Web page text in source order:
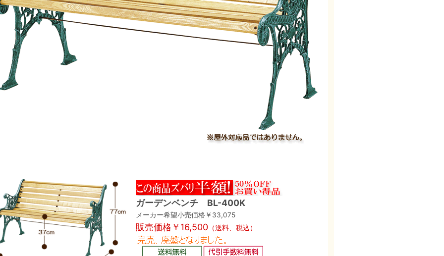
ガーデンベンチ BL-400K
メーカー希望小売価格￥33,075
販売価格￥16,500（送料、税込）